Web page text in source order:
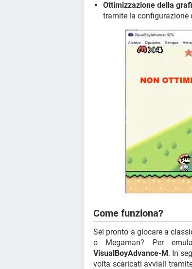
Ottimizzazione della
tramite la configurazione
Come funziona?
Sei pronto a giocare a
o Megaman? Per
VisualBoyAdvance-M. In
volta scaricati avviali